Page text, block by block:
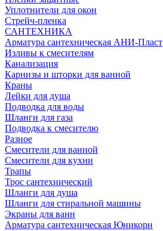
Уплотнители для окон
Стрейч-пленка
САНТЕХНИКА
Арматура сантехническая АНИ-Пласт
Изливы к смесителям
Канализация
Карнизы и шторки для ванной
Краны
Лейки для душа
Подводка для воды
Шланги для газа
Подводка к смесителю
Разное
Смесители для ванной
Смесители для кухни
Трапы
Трос сантехнический
Шланги для душа
Шланги для стиральной машины
Экраны для ванн
Арматура сантехническая Юникорн